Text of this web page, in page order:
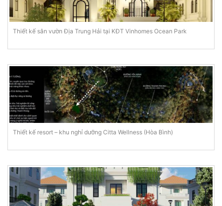
Thiết kế sân vườn Địa Trung Hải tại KĐT Vinhomes Ocean Park
Thiết kế resort – khu nghỉ dưỡng Citta Wellness (Hòa Bình)